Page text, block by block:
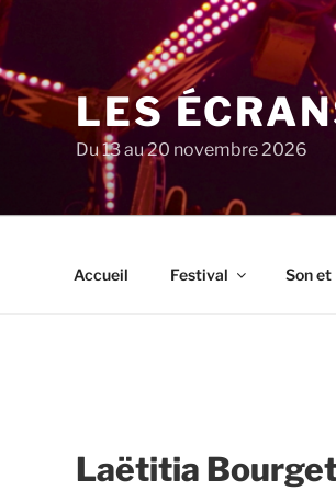
LES
Du 13 au 20 novembre 2026
Accueil Festival Son et
Laëtitia